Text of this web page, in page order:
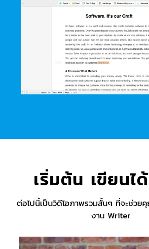
เริ่มต้น เขียนไ
ต่อไปนี้เป็นวิดีโอภาพรวมสั้นๆ ที่จะช่วย
งาน Writer